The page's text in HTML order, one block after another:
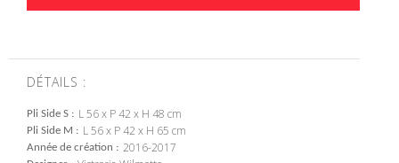
DÉTAILS :
Pli Side S L 56 x P 42 x H 48 cm
Pli Side M L 56 x P 42 x H 65 cm
Année de création 2016-2017